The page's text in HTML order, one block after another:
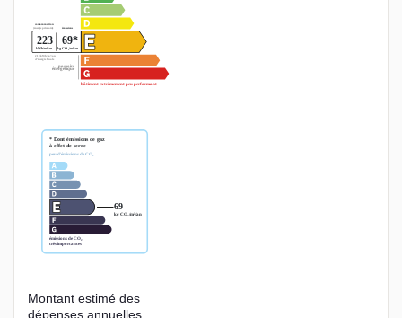
Montant estimé des
dépenses annuelles